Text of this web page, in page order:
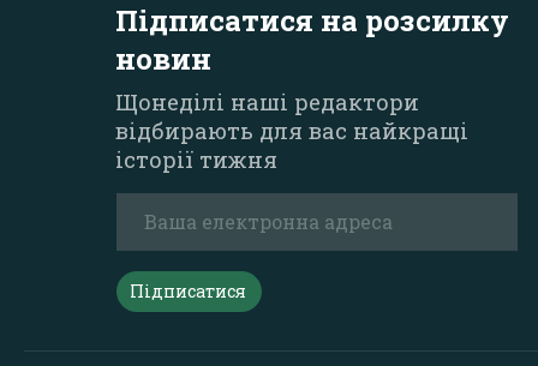
Підписатися на розсилку
новин
Щонеділі наші редактори
відбирають для вас найкращі
історії тижня
Підписатися